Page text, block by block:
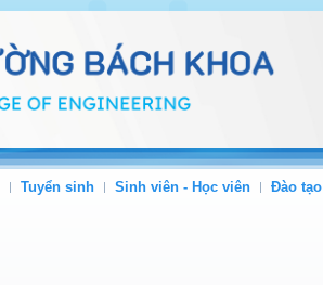
Tuyển sinh Sinh viên - Học viên Đào tạo